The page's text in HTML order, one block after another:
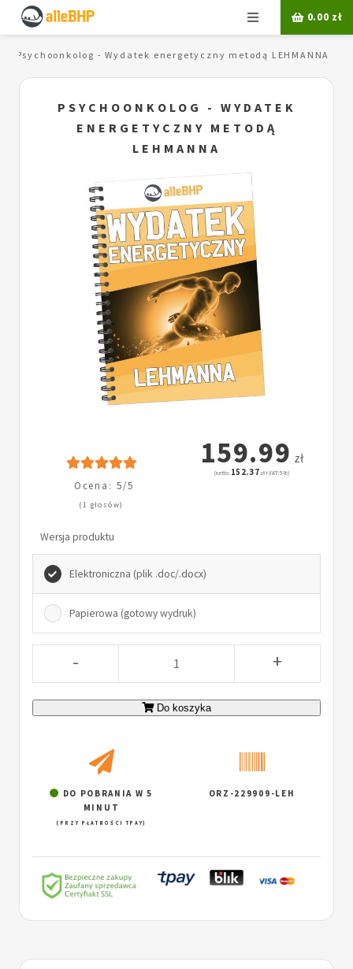
Menu 0.00 zł
Psychoonkolog - Wydatek energetyczny metodą LEHMANNA
PSYCHOONKOLOG - WYDATEK
ENERGETYCZNY METODĄ
LEHMANNA
Ocena: 5/5
(1 głosów)
159.99 zł
(netto: 152.37 zł + VAT: 5%)
Wersja produktu
Elektroniczna (plik .doc/.docx)
Papierowa (gotowy wydruk)
- +
Do koszyka
DO POBRANIA W 5
MINUT
(PRZY PŁATNOŚCI TPAY)
ORZ-229909-LEH